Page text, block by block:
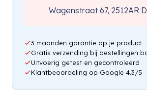
Wagenstraat 67, 2512AR
3 maanden garantie op je product
Gratis verzending bij bestellingen
Uitvoerig getest en gecontroleerd
Klantbeoordeling op Google 4.3/5